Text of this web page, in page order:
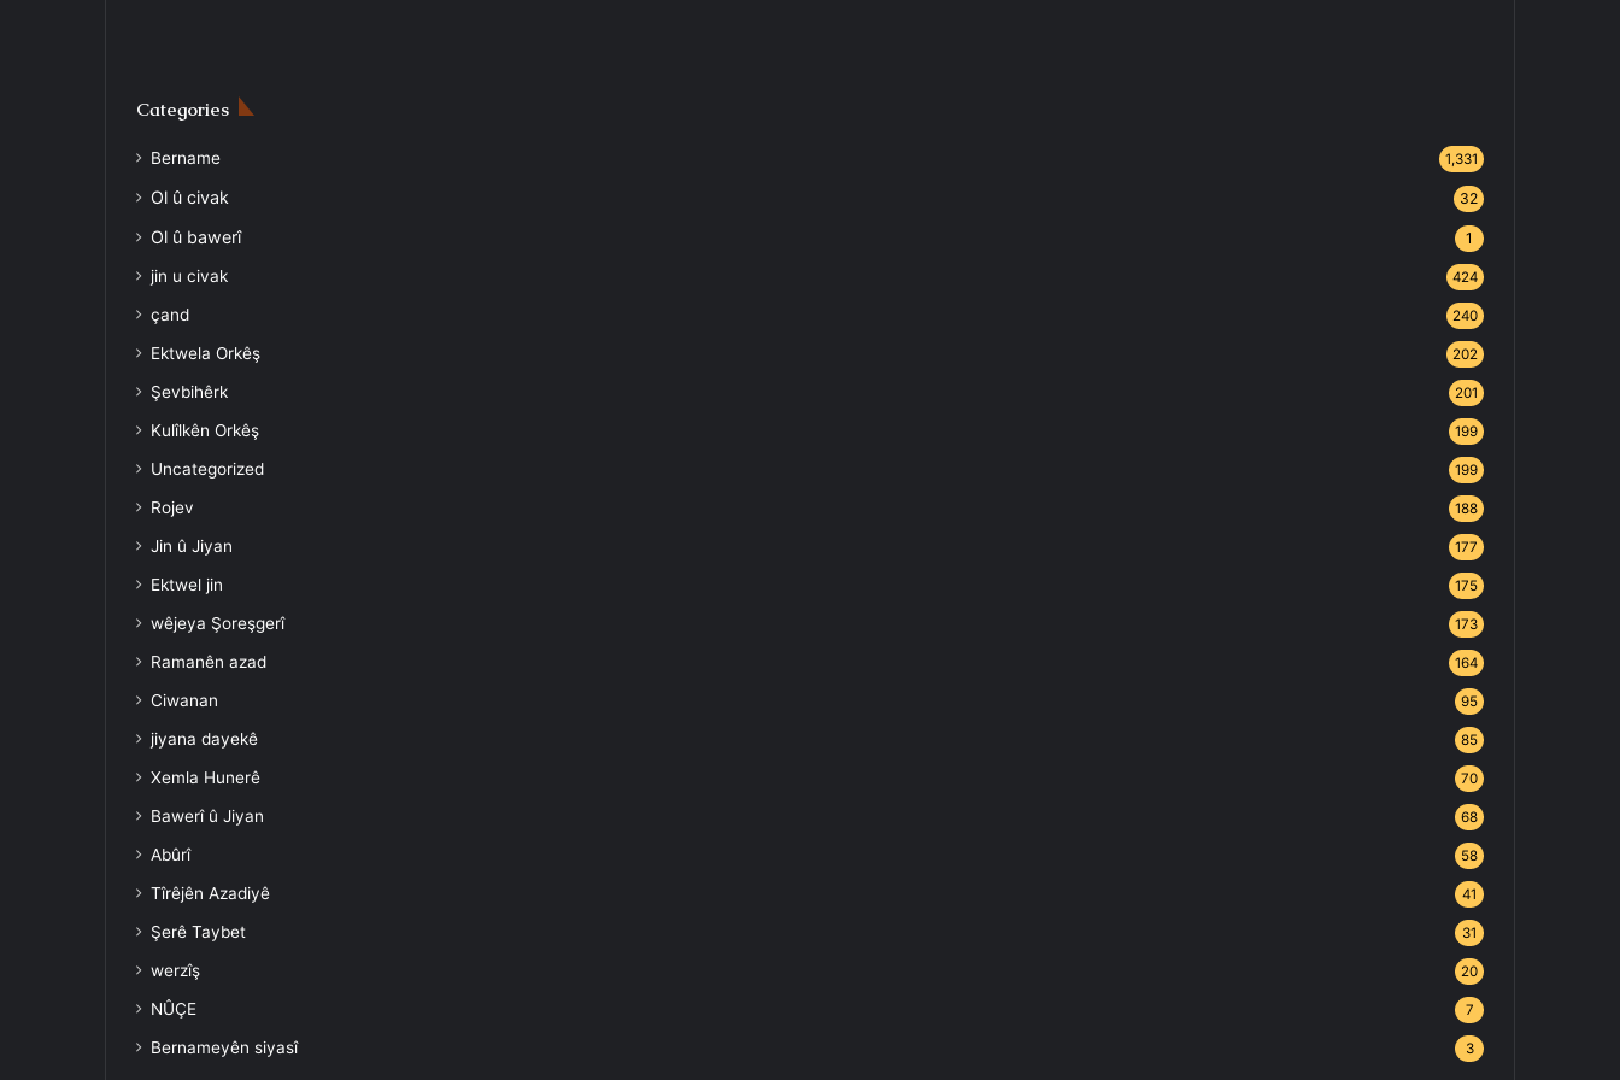
Categories
Bername 1,331
Ol û civak 32
Ol û bawerî 1
jin u civak 424
çand 240
Ektwela Orkêş 202
Şevbihêrk 201
Kulîlkên Orkêş 199
Uncategorized 199
Rojev 188
Jin û Jiyan 177
Ektwel jin 175
wêjeya Şoreşgerî 173
Ramanên azad 164
Ciwanan 95
jiyana dayekê 85
Xemla Hunerê 70
Bawerî û Jiyan 68
Abûrî 58
Tîrêjên Azadiyê 41
Şerê Taybet 31
werzîş 20
NÛÇE 7
Bernameyên siyasî 3